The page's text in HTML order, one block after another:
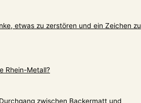
etwas zu zerstören und ein Zeichen zu
Rhein-Metall?
zwischen Backermatt und